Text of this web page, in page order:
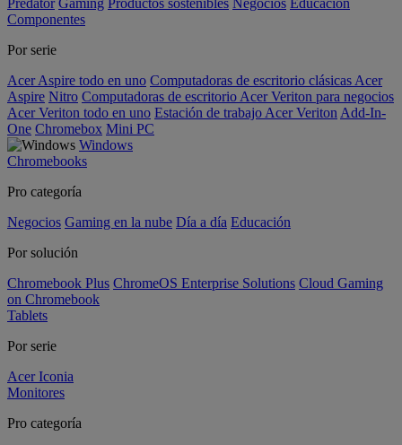
Predator Gaming Productos sostenibles Negocios Educación
Componentes
Por serie
Acer Aspire todo en uno Computadoras de escritorio clásicas Acer
Aspire Nitro Computadoras de escritorio Acer Veriton para negocios
Acer Veriton todo en uno Estación de trabajo Acer Veriton Add-In-
One Chromebox Mini PC
Windows
Chromebooks
Pro categoría
Negocios Gaming en la nube Día a día Educación
Por solución
Chromebook Plus ChromeOS Enterprise Solutions Cloud Gaming
on Chromebook
Tablets
Por serie
Acer Iconia
Monitores
Pro categoría